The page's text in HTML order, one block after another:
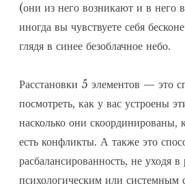
(они из него возникают и в него
иногда вы чувствуете себя
глядя в синее безоблачное небо.
Расстановки 5 элементов — это
посмотреть, как у вас устроены
насколько они
есть конфликты. А также это
расбалансированность, не уходя в
психологическим или